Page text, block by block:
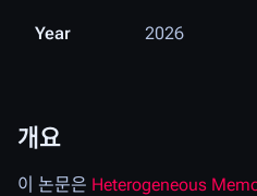
Year 2026
개요
이 논문은 Heterogeneous